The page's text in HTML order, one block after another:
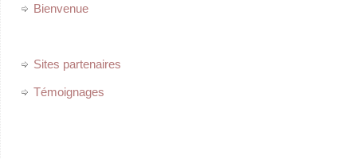
Bienvenue
Sites partenaires
Témoignages